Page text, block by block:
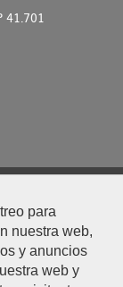
para
nuestra web,
y anuncios
web y
41.701